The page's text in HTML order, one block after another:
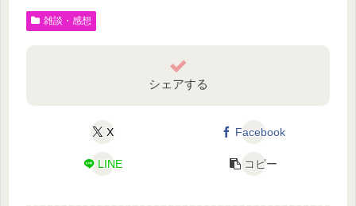
雑談・感想
シェアする
X Facebook
LINE コピー